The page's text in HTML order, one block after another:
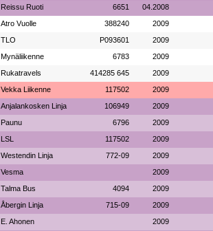
Reissu Ruoti 6651 04.2008
Atro Vuolle 388240 2009
TLO P093601 2009
Mynäliikenne 6783 2009
Rukatravels 414285 645 2009
Vekka Liikenne 117502 2009
Anjalankosken Linja 106949 2009
Paunu 6796 2009
LSL 117502 2009
Westendin Linja 772-09 2009
Vesma 2009
Talma Bus 4094 2009
Åbergin Linja 715-09 2009
E. Ahonen 2009